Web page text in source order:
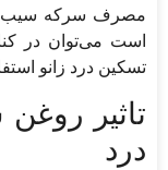
مصرف سرکه سیب
است می‌توان در
تسکین درد زانو
تاثیر
درد